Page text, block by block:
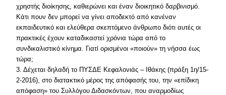
χρηστής διοίκησης, καθιερώνει και έναν διοικητικό δαρβινισμό.
Κάτι πουν δεν μπορεί να γίνει αποδεκτό από κανέναν
εκπαιδευτικό και ελεύθερα σκεπτόμενο άνθρωπο διότι αυτές οι
πρακτικές έχουν καταδικαστεί χρόνια τώρα από το
συνδικαλιστικό κίνημα. Γιατί ορισμένοι «ποιούν» τη νήσσα έως
τώρα;
3. Δέχεται δηλαδή το ΠΥΣΔΕ Κεφαλονιάς – Ιθάκης (πράξη 1η/15-
2-2016), στο διατακτικό μέρος της απόφασής του, την «επίδικη
απόφαση» του Συλλόγου Διδασκόντων, που αναρμοδίως